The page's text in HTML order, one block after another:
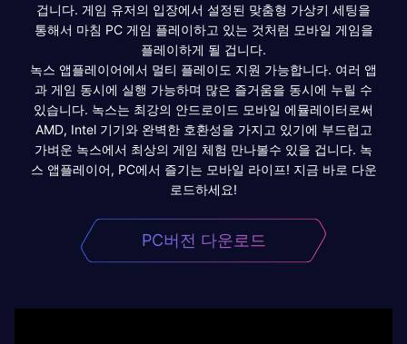
겁니다. 게임 유저의 입장에서 설정된 맞춤형 가상키 세팅을
통해서 마침 PC 게임 플레이하고 있는 것처럼 모바일 게임을
플레이하게 될 겁니다.
녹스 앱플레이어에서 멀티 플레이도 지원 가능합니다. 여러 앱
과 게임 동시에 실행 가능하며 많은 즐거움을 동시에 누릴 수
있습니다. 녹스는 최강의 안드로이드 모바일 에뮬레이터로써
AMD, Intel 기기와 완벽한 호환성을 가지고 있기에 부드럽고
가벼운 녹스에서 최상의 게임 체험 만나볼수 있을 겁니다. 녹
스 앱플레이어, PC에서 즐기는 모바일 라이프! 지금 바로 다운
로드하세요!
PC버전 다운로드